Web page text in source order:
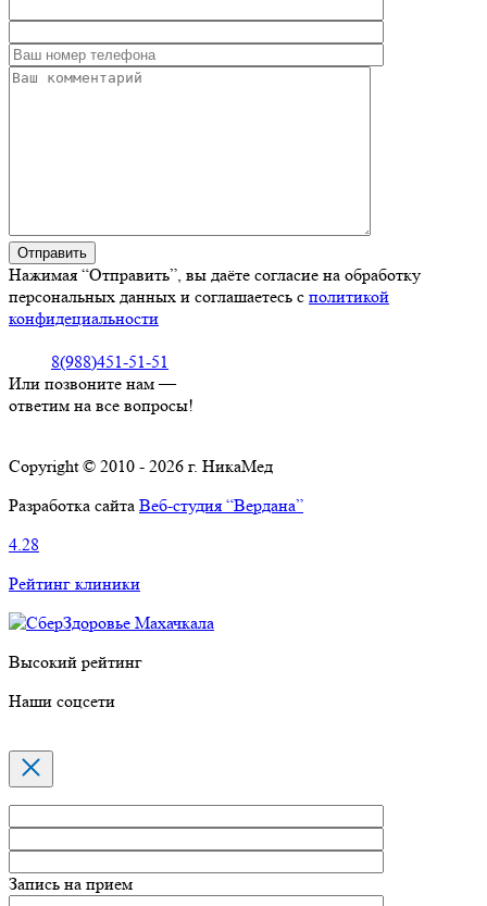
Нажимая “Отправить”, вы даёте согласие на обработку
персональных данных и соглашаетесь с политикой
конфидециальности
8(988)451-51-51
Или позвоните нам —
ответим на все вопросы!
Copyright © 2010 - 2026 г. НикаМед
Разработка сайта Веб-студия “Вердана”
4.28
Рейтинг клиники
Высокий рейтинг
Наши соцсети
Запись на прием